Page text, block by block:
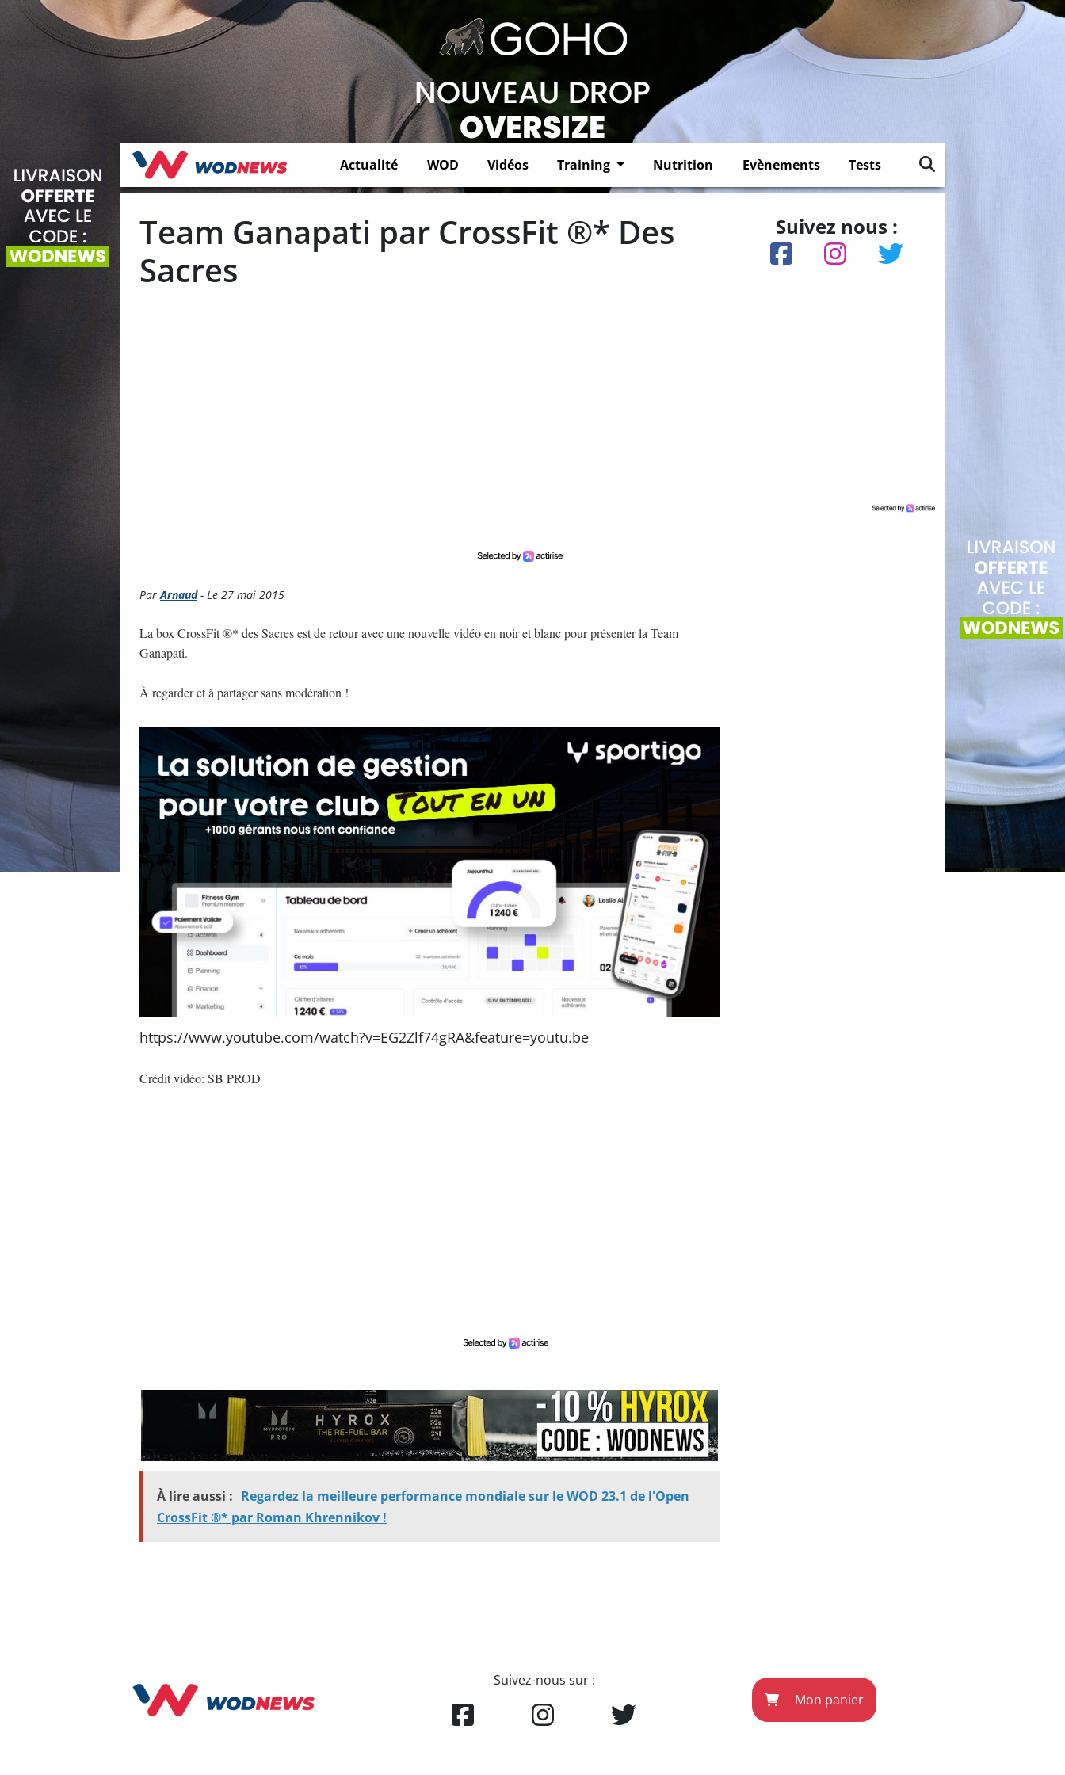
Actualité WOD Vidéos Training Nutrition Evènements Tests
Team Ganapati par CrossFit ®* Des
Sacres
ParArnaud- Le 27 mai 2015
La box CrossFit ®* des Sacres est de retour avec une nouvelle vidéo en noir et blanc pour présenter la Team
Ganapati.
À regarder et à partager sans modération !
https://www.youtube.com/watch?v=EG2Zlf74gRA&feature=youtu.be
Crédit vidéo: SB PROD
À lire aussi : Regardez la meilleure performance mondiale sur le WOD 23.1 de l'Open
CrossFit ®* par Roman Khrennikov !
Suivez nous :
Suivez-nous sur :
Mon panier